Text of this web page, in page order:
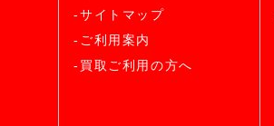
-サイトマップ
-ご利用案内
-買取ご利用の方へ